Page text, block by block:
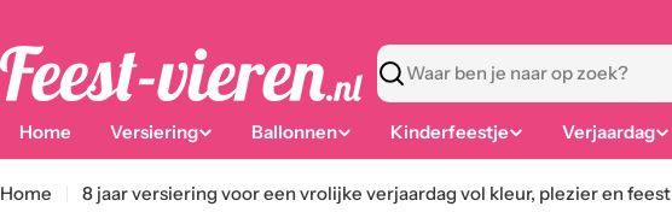
naar
content
Zoeken
Home Versiering Ballonnen Kinderfeestje Verjaardag
Home 8 jaar versiering voor een vrolijke verjaardag vol kleur, plezier en feest